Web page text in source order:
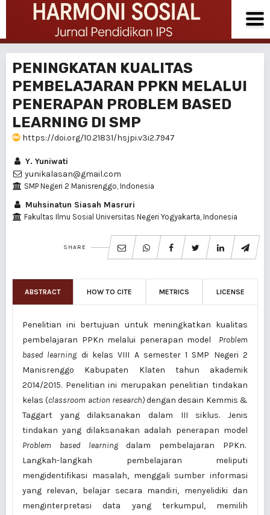
PENINGKATAN KUALITAS
PEMBELAJARAN PPKN MELALUI
PENERAPAN PROBLEM BASED
LEARNING DI SMP
https://doi.org/10.21831/hsjpi.v3i2.7947
Y. Yuniwati
yunikalasan@gmail.com
SMP Negeri 2 Manisrenggo, Indonesia
Muhsinatun Siasah Masruri
Fakultas Ilmu Sosial Universitas Negeri Yogyakarta, Indonesia
SHARE
ABSTRACT HOW TO CITE METRICS LICENSE
Penelitian ini bertujuan untuk meningkatkan kualitas
pembelajaran PPKn melalui penerapan model Problem
based learningdi kelas VIII A semester 1 SMP Negeri 2
Manisrenggo Kabupaten Klaten tahun akademik
2014/2015. Penelitian ini merupakan penelitian tindakan
kelas (classroom action research)dengan desain Kemmis &
Taggart yang dilaksanakan dalam III siklus. Jenis
tindakan yang dilaksanakan adalah penerapan model
Problem based learningdalam pembelajaran PPKn.
Langkah-langkah pembelajaran meliputi
mengidentifikasi masalah, menggali sumber informasi
yang relevan, belajar secara mandiri, menyelidiki dan
menginterpretasi data yang terkumpul, memilih